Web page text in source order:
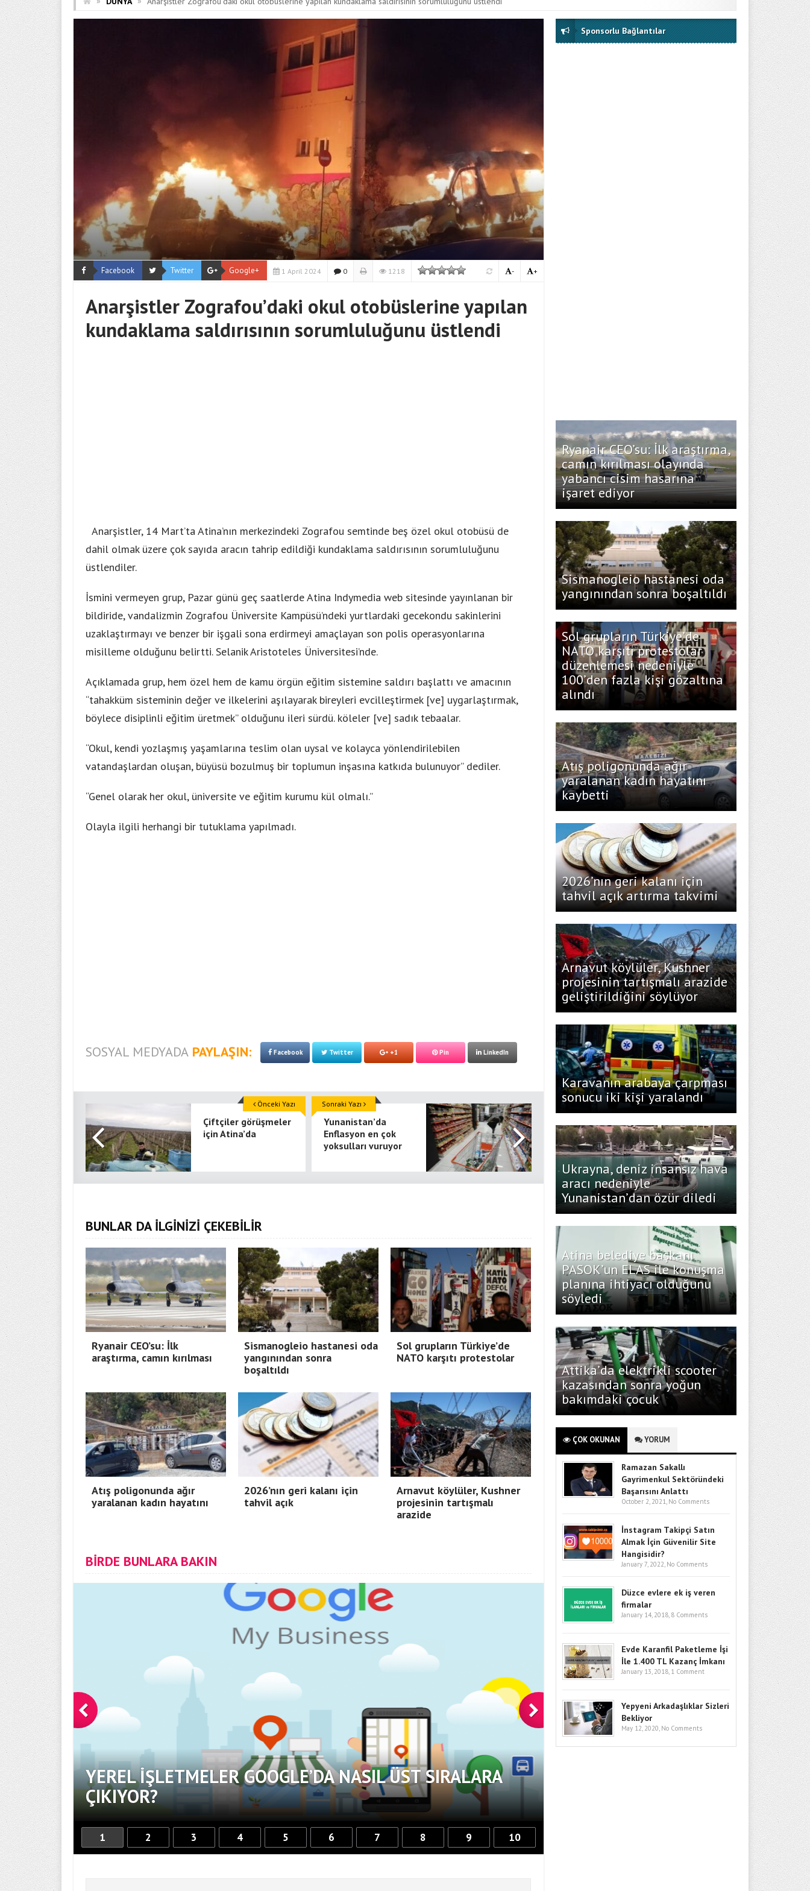
Facebook Twitter Google+ 1 April 2024 0 1218 +
-
Anarşistler Zografou’daki okul otobüslerine yapılan
kundaklama saldırısının sorumluluğunu üstlendi
Anarşistler, 14 Mart’ta Atina’nın merkezindeki Zografou semtinde beş özel okul otobüsü de
dahil olmak üzere çok sayıda aracın tahrip edildiği kundaklama saldırısının sorumluluğunu
üstlendiler.
İsmini vermeyen grup, Pazar günü geç saatlerde Atina Indymedia web sitesinde yayınlanan bir
bildiride, vandalizmin Zografou Üniversite Kampüsü’ndeki yurtlardaki gecekondu sakinlerini
uzaklaştırmayı ve benzer bir işgali sona erdirmeyi amaçlayan son polis operasyonlarına
misilleme olduğunu belirtti. Selanik Aristoteles Üniversitesi’nde.
Açıklamada grup, hem özel hem de kamu örgün eğitim sistemine saldırı başlattı ve amacının
“tahakküm sisteminin değer ve ilkelerini aşılayarak bireyleri evcilleştirmek [ve] uygarlaştırmak,
böylece disiplinli eğitim üretmek” olduğunu ileri sürdü. köleler [ve] sadık tebaalar.
“Okul, kendi yozlaşmış yaşamlarına teslim olan uysal ve kolayca yönlendirilebilen
vatandaşlardan oluşan, büyüsü bozulmuş bir toplumun inşasına katkıda bulunuyor” dediler.
“Genel olarak her okul, üniversite ve eğitim kurumu kül olmalı.”
Olayla ilgili herhangi bir tutuklama yapılmadı.
SOSYAL MEDYADA PAYLAŞIN: Facebook Twitter +1 Pin LinkedIn
Çiftçiler görüşmeler
için Atina’da
Önceki Yazı
Yunanistan’da
Enflasyon en çok
yoksulları vuruyor
Sonraki Yazı
BUNLAR DA İLGİNİZİ ÇEKEBİLİR
Ryanair CEO’su: İlk
araştırma, camın kırılması
Sismanogleio hastanesi oda
yangınından sonra
boşaltıldı
Sol grupların Türkiye’de
NATO karşıtı protestolar
Atış poligonunda ağır
yaralanan kadın hayatını
2026’nın geri kalanı için
tahvil açık
Arnavut köylüler, Kushner
projesinin tartışmalı
arazide
BİRDE BUNLARA BAKIN
YEREL İŞLETMELER GOOGLE’DA NASIL ÜST SIRALARA
ÇIKIYOR?
BITCOIN’DE GÖZLER KRITIK
GIRIŞLERI VE MAKRO
1 2 3 4 5 6 7 8 9 10
Sponsorlu Bağlantılar
Ryanair CEO’su: İlk araştırma,
camın kırılması olayında
yabancı cisim hasarına
işaret ediyor
Sismanogleio hastanesi oda
yangınından sonra boşaltıldı
Sol grupların Türkiye’de
NATO karşıtı protestolar
düzenlemesi nedeniyle
100’den fazla kişi gözaltına
alındı
Atış poligonunda ağır
yaralanan kadın hayatını
kaybetti
2026’nın geri kalanı için
tahvil açık artırma takvimi
Arnavut köylüler, Kushner
projesinin tartışmalı arazide
geliştirildiğini söylüyor
Karavanın arabaya çarpması
sonucu iki kişi yaralandı
Ukrayna, deniz insansız hava
aracı nedeniyle
Yunanistan’dan özür diledi
Atina belediye başkanı
PASOK’un ELAS ile konuşma
planına ihtiyacı olduğunu
söyledi
Attika’da elektrikli scooter
kazasından sonra yoğun
bakımdaki çocuk
ÇOK OKUNAN YORUM
Ramazan Sakallı
Gayrimenkul Sektöründeki
Başarısını Anlattı
October 2, 2021, No Comments
İnstagram Takipçi Satın
Almak İçin Güvenilir Site
Hangisidir?
January 7, 2022, No Comments
Düzce evlere ek iş veren
firmalar
January 14, 2018, 8 Comments
Evde Karanfil Paketleme İşi
İle 1.400 TL Kazanç İmkanı
January 13, 2018, 1 Comment
Yepyeni Arkadaşlıklar Sizleri
Bekliyor
May 12, 2020, No Comments